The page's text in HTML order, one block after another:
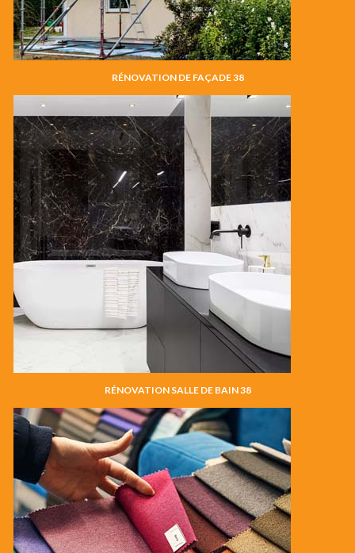
RÉNOVATION DE FAÇADE 38
RÉNOVATION SALLE DE BAIN 38